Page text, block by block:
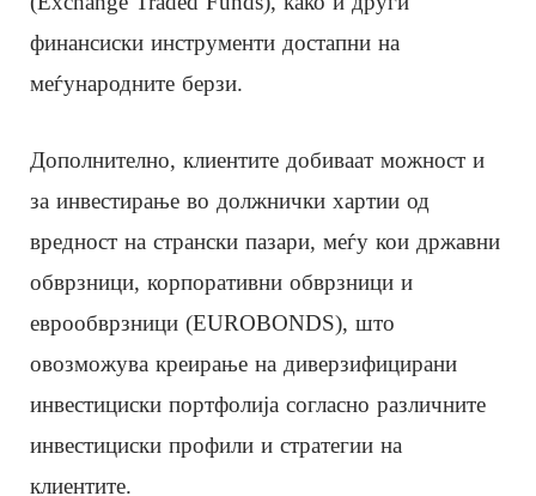
финансиски инструменти достапни на
меѓународните берзи.
Дополнително, клиентите добиваат можност и
за инвестирање во должнички хартии од
вредност на странски пазари, меѓу кои државни
обврзници, корпоративни обврзници и
еврообврзници (EUROBONDS), што
овозможува креирање на диверзифицирани
инвестициски портфолија согласно различните
инвестициски профили и стратегии на
клиентите.